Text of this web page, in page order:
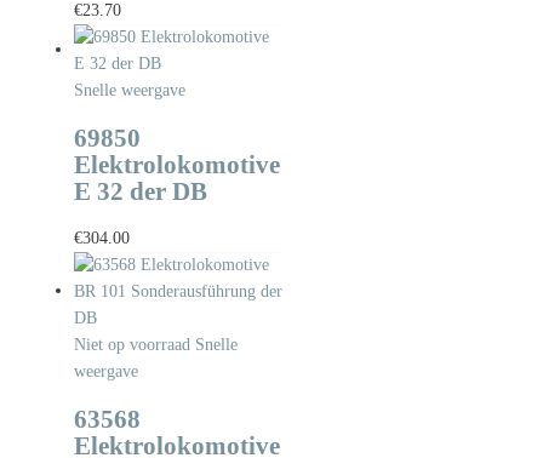
€23.70
Snelle weergave
69850
Elektrolokomotive
E 32 der DB
€304.00
Niet op voorraad Snelle
weergave
63568
Elektrolokomotive